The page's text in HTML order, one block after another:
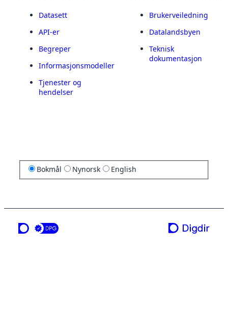
Datasett
API-er
Begreper
Informasjonsmodeller
Tjenester og
hendelser
Brukerveiledning
Datalandsbyen
Teknisk
dokumentasjon
Bokmål Nynorsk English